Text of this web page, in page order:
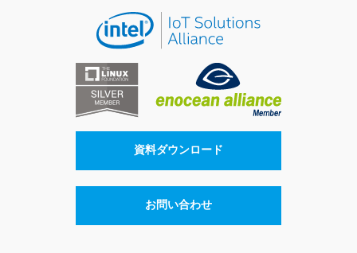
資料ダウンロード
お問い合わせ